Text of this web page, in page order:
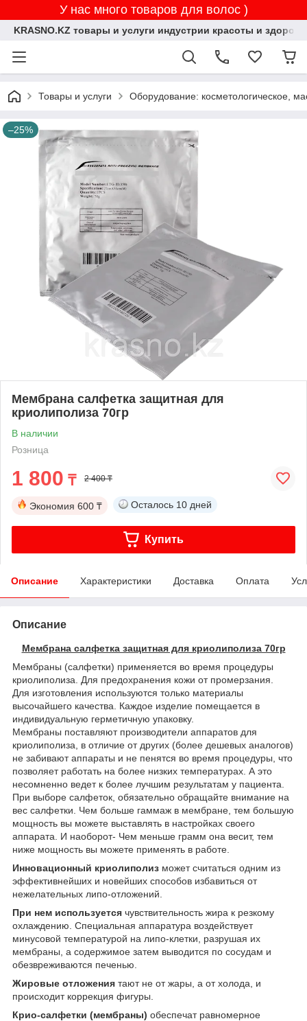
У нас много товаров для волос )
KRASNO.KZ товары и услуги индустрии красоты и
Товары и услуги Оборудование: косметологическое,
–25%
Мембрана салфетка защитная для
криолиполиза 70гр
В наличии
Розница
1 800 ₸ 2 400 ₸
Экономия 600 ₸ Осталось 10 дней
Купить
Описание Характеристики Доставка Оплата
Описание
Мембрана салфетка защитная для криолиполиза 70гр
Мембраны (салфетки) применяется во время процедуры
криолиполиза. Для предохранения кожи от промерзания.
Для изготовления используются только материалы
высочайшего качества. Каждое изделие помещается в
индивидуальную герметичную упаковку.
Мембраны поставляют производители аппаратов для
криолиполиза, в отличие от других (более дешевых аналогов)
не забивают аппараты и не пенятся во время процедуры, что
позволяет работать на более низких температурах. А это
несомненно ведет к более лучшим результатам у пациента.
При выборе салфеток, обязательно обращайте внимание на
вес салфетки. Чем больше гаммаж в мембране, тем большую
мощность вы можете выставлять в настройках своего
аппарата. И наоборот- Чем меньше грамм она весит, тем
ниже мощность вы можете применять в работе.
Инновационный криолиполиз может считаться одним из
эффективнейших и новейших способов избавиться от
нежелательных липо-отложений.
При нем используется чувствительность жира к резкому
охлаждению. Специальная аппаратура воздействует
минусовой температурой на липо-клетки, разрушая их
мембраны, а содержимое затем выводится по сосудам и
обезвреживаются печенью.
Жировые отложения тают не от жары, а от холода, и
происходит коррекция фигуры.
Крио-салфетки (мембраны) обеспечат равномерное